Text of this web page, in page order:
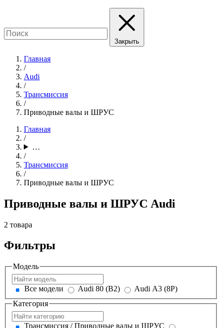
Закрыть
Главная
/
Audi
/
Трансмиссия
/
Приводные валы и ШРУС
Главная
/
…
/
Трансмиссия
/
Приводные валы и ШРУС
Приводные валы и ШРУС Audi
2 товара
Фильтры
Модель
Все модели Audi 80 (B2)
Audi A3 (8P)
Категория
Трансмиссия / Приводные валы и ШРУС